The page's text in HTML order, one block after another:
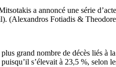
a annoncé une série
(Alexandros Fotiadis &
grand nombre de décès liés à
s’élevait à 23,5 %, selon